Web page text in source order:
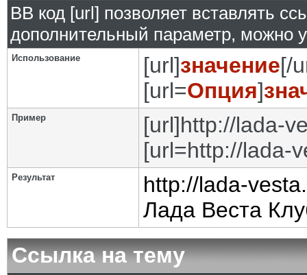
BB код [url] позволяет вставлять
дополнительный параметр, можно
Использование [url]значение[/
[url=Опция]
Пример
[url]http://lada-
[url=http://lada-
Результат
http://lada-
Лада Веста
Ссылка на тему